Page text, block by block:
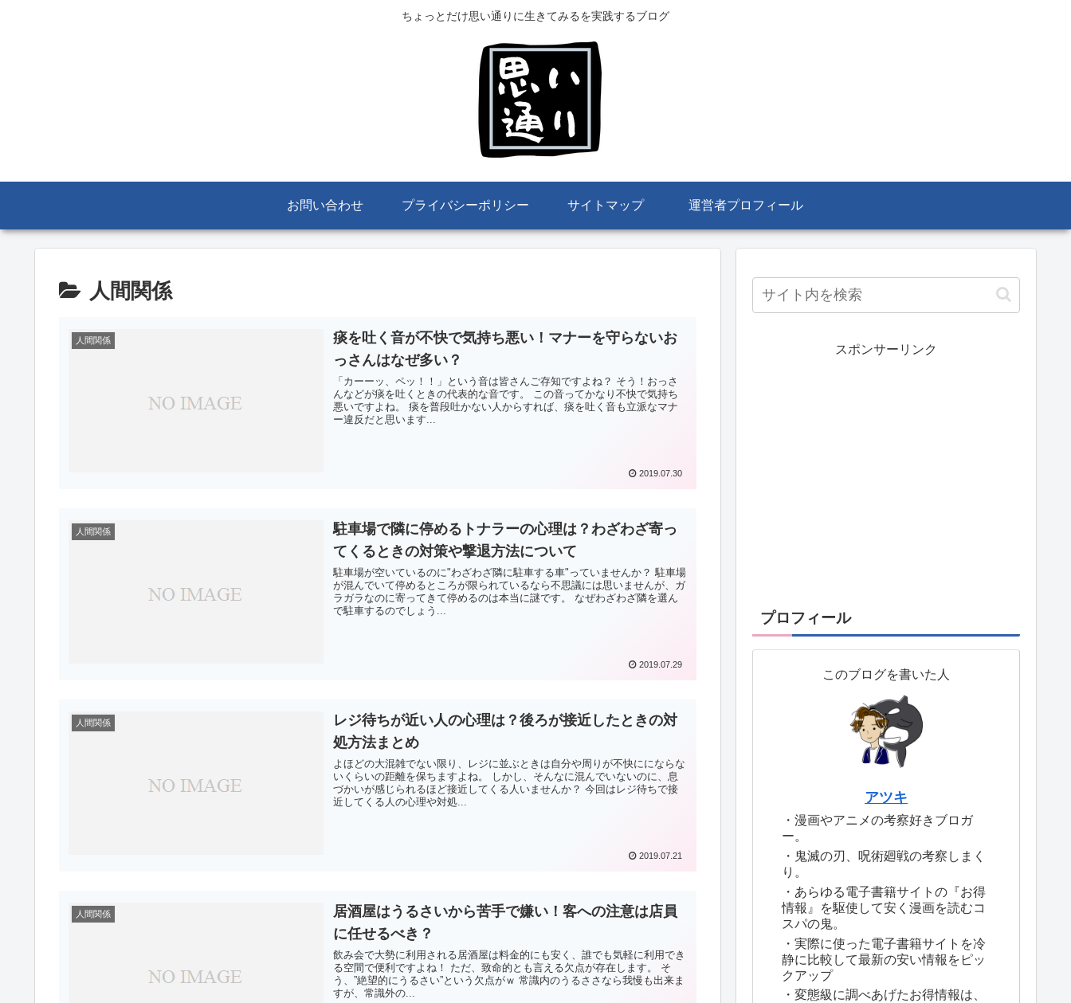
ちょっとだけ思い通りに生きてみるを実践するブログ
お問い合わせ プライバシーポリシー サイトマップ 運営者プロフィール
人間関係
人間関係
痰を吐く音が不快で気持ち悪い！マナーを守らないお
っさんはなぜ多い？
「カーーッ、ペッ！！」という音は皆さんご存知ですよね？ そう！おっさ
んなどが痰を吐くときの代表的な音です。 この音ってかなり不快で気持ち
悪いですよね。 痰を普段吐かない人からすれば、痰を吐く音も立派なマナ
ー違反だと思います...
2019.07.30
人間関係
駐車場で隣に停めるトナラーの心理は？わざわざ寄っ
てくるときの対策や撃退方法について
駐車場が空いているのに"わざわざ隣に駐車する車"っていませんか？ 駐車場
が混んでいて停めるところが限られているなら不思議には思いませんが、ガ
ラガラなのに寄ってきて停めるのは本当に謎です。 なぜわざわざ隣を選ん
で駐車するのでしょう...
2019.07.29
人間関係
レジ待ちが近い人の心理は？後ろが接近したときの対
処方法まとめ
よほどの大混雑でない限り、レジに並ぶときは自分や周りが不快ににならな
いくらいの距離を保ちますよね。 しかし、そんなに混んでいないのに、息
づかいが感じられるほど接近してくる人いませんか？ 今回はレジ待ちで接
近してくる人の心理や対処...
2019.07.21
人間関係
居酒屋はうるさいから苦手で嫌い！客への注意は店員
に任せるべき？
飲み会で大勢に利用される居酒屋は料金的にも安く、誰でも気軽に利用でき
る空間で便利ですよね！ ただ、致命的とも言える欠点が存在します。 そ
う、”絶望的にうるさい”という欠点がｗ 常識内のうるささなら我慢も出来ま
すが、常識外の...
スポンサーリンク
プロフィール
このブログを書いた人
アツキ
・漫画やアニメの考察好きブロガ
ー。
・鬼滅の刃、呪術廻戦の考察しまく
り。
・あらゆる電子書籍サイトの『お得
情報』を駆使して安く漫画を読むコ
スパの鬼。
・実際に使った電子書籍サイトを冷
静に比較して最新の安い情報をピッ
クアップ
・変態級に調べあげたお得情報は、